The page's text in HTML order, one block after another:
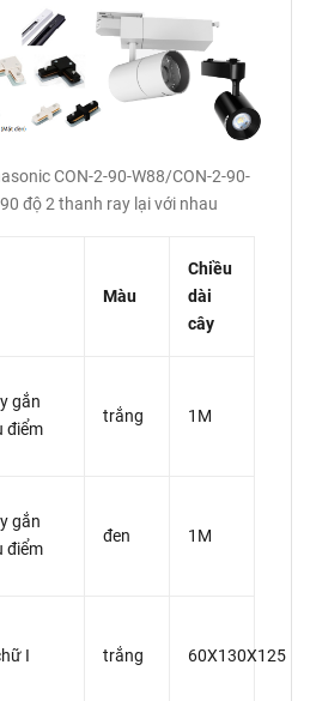
CON-2-90-W88/CON-2-90-
độ 2 thanh ray lại với nhau
Màu
Chiều
dài
cây
gắn
điểm
trắng 1M
gắn
điểm
đen 1M
I trắng 60X130X125